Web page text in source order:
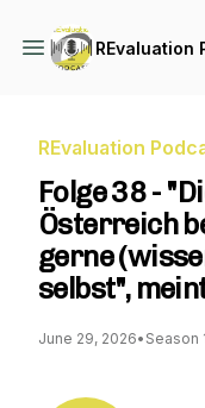
REvaluation
REvaluation
Folge 38 -
Österreich
gerne
selbst",
June 29, 2026• Season